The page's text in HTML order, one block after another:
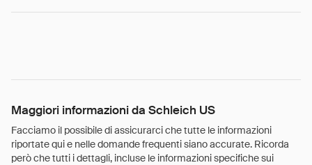
Maggiori informazioni da Schleich US
Facciamo il possibile di assicurarci che tutte le informazioni
riportate qui e nelle domande frequenti siano accurate. Ricorda
però che tutti i dettagli, incluse le informazioni specifiche sui